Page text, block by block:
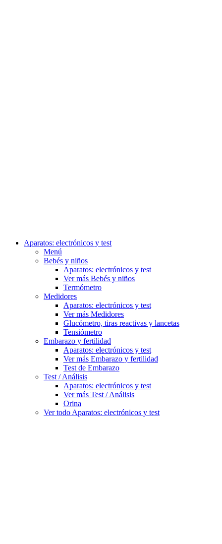
Aparatos: electrónicos y test
Menú
Bebés y niños
Aparatos: electrónicos y test
Ver más Bebés y niños
Termómetro
Medidores
Aparatos: electrónicos y test
Ver más Medidores
Glucómetro, tiras reactivas y lancetas
Tensiómetro
Embarazo y fertilidad
Aparatos: electrónicos y test
Ver más Embarazo y fertilidad
Test de Embarazo
Test / Análisis
Aparatos: electrónicos y test
Ver más Test / Análisis
Orina
Ver todo Aparatos: electrónicos y test